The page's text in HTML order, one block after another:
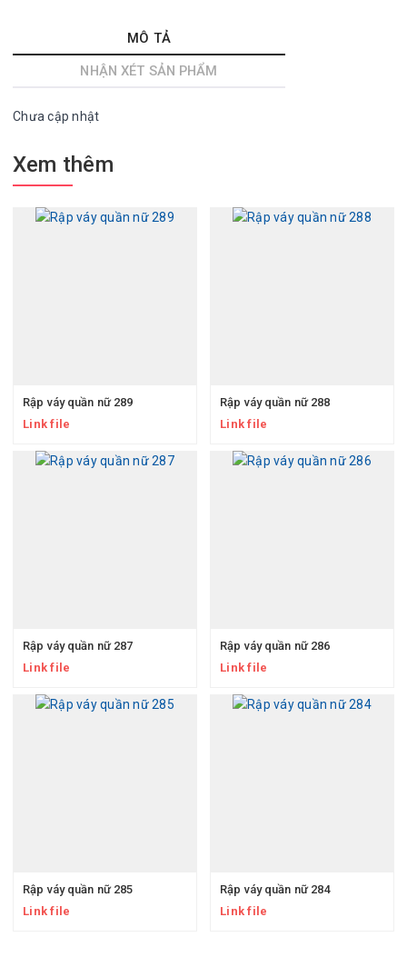
MÔ TẢ
NHẬN XÉT SẢN PHẨM
Chưa cập nhật
Xem thêm
Rập váy quần nữ 289
Link file
Rập váy quần nữ 288
Link file
Rập váy quần nữ 287
Link file
Rập váy quần nữ 286
Link file
Rập váy quần nữ 285
Link file
Rập váy quần nữ 284
Link file